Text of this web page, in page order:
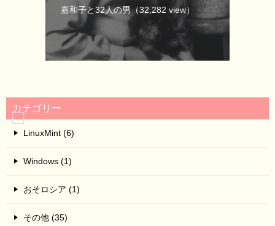
嘉和子と32人の男（32,282 view）
カテゴリー
LinuxMint (6)
Windows (1)
おそロシア (1)
その他 (35)